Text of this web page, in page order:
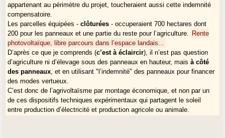
appartenant au périmètre du projet, toucheraient aussi cette indemnité
compensatoire.
Les parcelles équipées -clôturées - occuperaient 700 hectares dont
200 pour les panneaux et une partie du reste pour l’agriculture.
Rente
photovoltaïque, libre parcours dans l’espace landais...
D’après ce que je comprends (c’est à éclaircir), il n’est pas question
d’agriculture ni d’élevage sous des panneaux en hauteur, maisà côté
des panneaux , et en utilisant "l’indemnité" des panneaux pour financer
des modes vertueux.
C’est donc de l’agrivoltaïsme par montage économique, et non par un
de ces dispositifs techniques expérimentaux qui partagent le soleil
entre production d’électricité et production agricole ou animale.